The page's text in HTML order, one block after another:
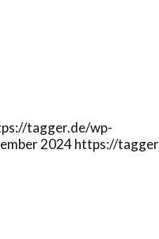
tagger.de/wp-
2024https://